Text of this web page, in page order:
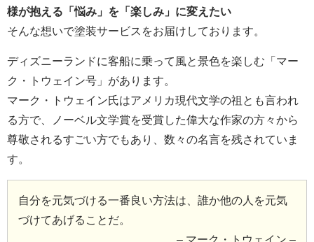
様が抱える「悩み」を「楽しみ」に変えたい
そんな想いで塗装サービスをお届けしております。
ディズニーランドに客船に乗って風と景色を楽しむ「マー
ク・トウェイン号」があります。
マーク・トウェイン氏はアメリカ現代文学の祖とも言われ
る方で、ノーベル文学賞を受賞した偉大な作家の方々から
尊敬されるすごい方でもあり、数々の名言を残されていま
す。
自分を元気づける一番良い方法は、誰か他の人を元気
づけてあげることだ。